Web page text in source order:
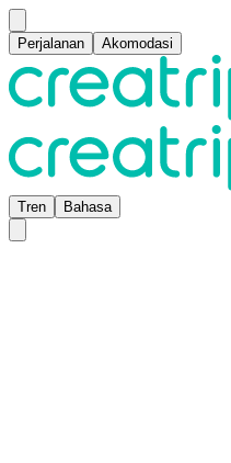
Perjalanan Akomodasi
Tren Bahasa